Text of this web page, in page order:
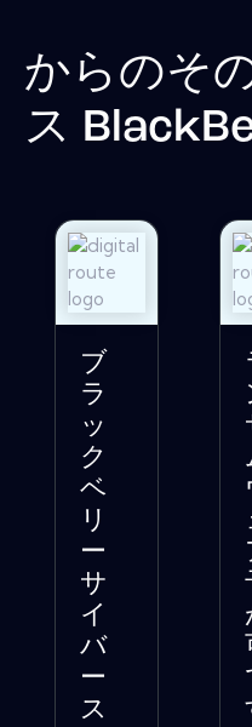
からのそ
ス
ブ
ラ
ッ
ク
ベ
リ
ー
サ
イ
バ
ー
ス